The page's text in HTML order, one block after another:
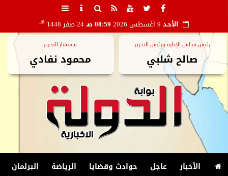
الأحد 08:59 صـ 24 صفر 1448 هـ
رئيس مجلس الإدارة ورئيس التحرير
صالح شلبي
مستشار التحرير
محمود نفادي
الأخبار عاجل حوادث وقضايا الرياضة البرلمان